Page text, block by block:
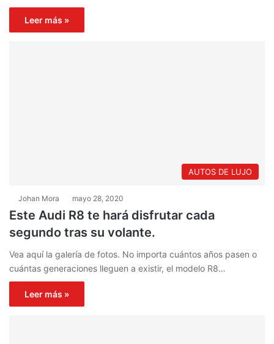
Leer más »
AUTOS DE LUJO
Johan Mora mayo 28, 2020
Este Audi R8 te hará disfrutar cada
segundo tras su volante.
Vea aquí la galería de fotos. No importa cuántos años pasen o
cuántas generaciones lleguen a existir, el modelo R8…
Leer más »